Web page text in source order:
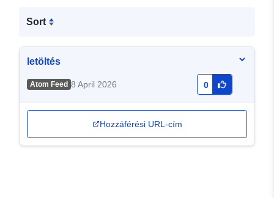
Sort
letöltés
Atom Feed 8 April 2026 0
Hozzáférési URL-cím